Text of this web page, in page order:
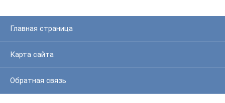
Главная страница
Карта сайта
Обратная связь